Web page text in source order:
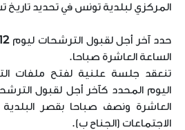
المركزي لبلدية تونس في تحديد
حدد آخر أجل لقبول الترشحات ليوم12
الساعة العاشرة صباحا.
تنعقد جلسة علنية لفتح ملفات
اليوم المحدد كآخر أجل لقبول
العاشرة ونصف صباحا بقصر البلدية
الاجتماعات (الجناح ب).